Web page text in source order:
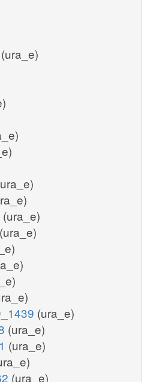
(ura_e)
(ura_e)
(ura_e)
(ura_e)
(ura_e)
(ura_e)
(ura_e)